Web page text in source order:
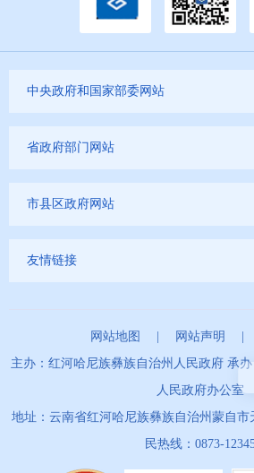
中央政府和国家部委网站
省政府部门网站
市县区政府网站
友情链接
网站地图 网站声明
主办：红河哈尼族彝族自治州人民政府 承
人民政府办公室
地址：云南省红河哈尼族彝族自治州蒙自
民热线：0873-